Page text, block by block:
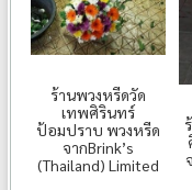
ร้านพวงหรีดวัด
เทพศิรินทร์
ป้อมปราบ พวงหรีด
จากBrink’s
(Thailand) Limited